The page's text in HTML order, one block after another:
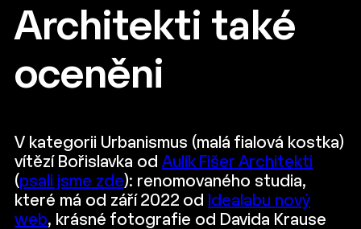
Architekti také
oceněni
V kategorii Urbanismus (malá fialová kostka)
vítězí Bořislavka od Aulík Fišer Architekti
(psali jsme zde): renomovaného studia,
které má od září 2022 od
Idealabu nový
web, krásné fotografie od Davida Krause